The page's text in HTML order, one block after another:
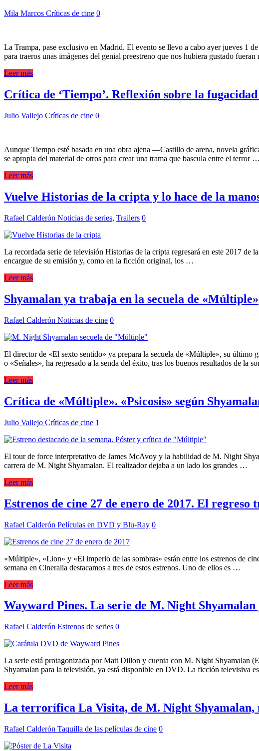
Mila Marcos Críticas de cine 0
La Trampa, pase exclusivo en Madrid. El evento se llevo a cabo ayer jueves 1
para traeros unas imágenes del genial preestreno que nos hubiera gustado
Leer más
Crítica de ‘Tiempo’. Reflexión sobre la
Julio Vallejo Críticas de cine 0
Aunque Tiempo esté basada en una obra ajena —Castillo de arena, novela
se apropia del material de otros para crear una trama que bascula entre el terror …
Leer más
Vuelve Historias de la cripta y lo hace de la
Rafael Calderón Noticias de series, Trailers 0
La recordada serie de televisión Historias de la cripta regresará en este 2017
encargue de su emisión y, como en la ficción original, los …
Leer más
Shyamalan ya trabaja en la secuela de «Múltiple»
Rafael Calderón Noticias de cine 0
El director de «El sexto sentido» ya prepara la secuela de «Múltiple», su
o «Señales», ha regresado a la senda del éxito, tras los buenos resultados de la
Leer más
Crítica de «Múltiple». «Psicosis» según
Julio Vallejo Críticas de cine 1
El tour de force interpretativo de James McAvoy y la habilidad de M. Night
carrera de M. Night Shyamalan. El realizador dejaba a un lado los grandes …
Leer más
Estrenos de cine 27 de enero de 2017. El
Rafael Calderón Películas en DVD y Blu-Ray 0
«Múltiple», «Lion» y «El imperio de las sombras» están entre los estrenos de
semana en Cineralia destacamos a tres de estos estrenos. Uno de ellos es …
Leer más
Wayward Pines. La serie de M. Night
Rafael Calderón Estrenos de series 0
La serie está protagonizada por Matt Dillon y cuenta con M. Night Shyamalan
Shyamalan para la televisión, ya está disponible en DVD. La ficción televisiva
Leer más
La terrorífica La Visita, de M. Night Shyamalan,
Rafael Calderón Taquilla de las películas de cine 0